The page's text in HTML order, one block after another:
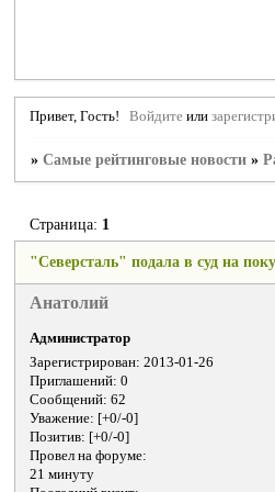
Привет, Гость! Войдите или
»Самые рейтинговые новости »
"Северсталь" подала в суд на
Страница: 1
Анатолий
Администратор
Зарегистрирован: 2013-01-26
Приглашений: 0
Сообщений: 62
Уважение: [+0/-0]
Позитив: [+0/-0]
Провел на форуме:
21 минуту